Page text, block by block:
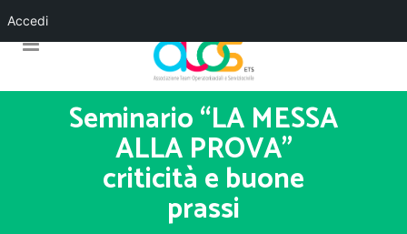
Seminario “LA MESSA
ALLA PROVA”
criticità e buone
prassi
Accedi